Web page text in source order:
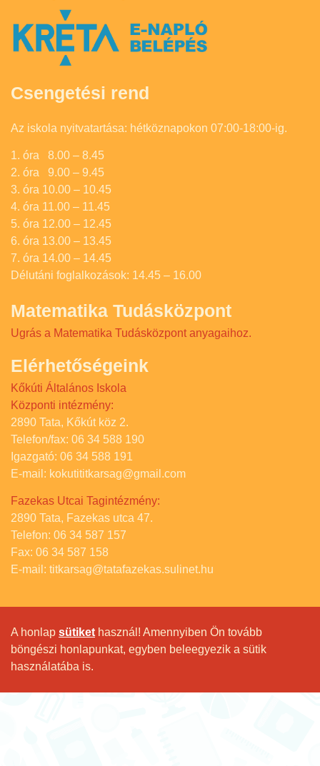
Csengetési rend
Az iskola nyitvatartása: hétköznapokon 07:00-18:00-ig.
1. óra 8.00 – 8.45
2. óra 9.00 – 9.45
3. óra 10.00 – 10.45
4. óra 11.00 – 11.45
5. óra 12.00 – 12.45
6. óra 13.00 – 13.45
7. óra 14.00 – 14.45
Délutáni foglalkozások: 14.45 – 16.00
Matematika Tudásközpont
Ugrás a Matematika Tudásközpont anyagaihoz.
Elérhetőségeink
Kőkúti Általános Iskola
Központi intézmény:
2890 Tata, Kőkút köz 2.
Telefon/fax: 06 34 588 190
Igazgató: 06 34 588 191
E-mail: kokutititkarsag@gmail.com
Fazekas Utcai Tagintézmény:
2890 Tata, Fazekas utca 47.
Telefon: 06 34 587 157
Fax: 06 34 587 158
E-mail: titkarsag@tatafazekas.sulinet.hu
A honlap sütiket használ! Amennyiben Ön tovább
böngészi honlapunkat, egyben beleegyezik a sütik
használatába is.